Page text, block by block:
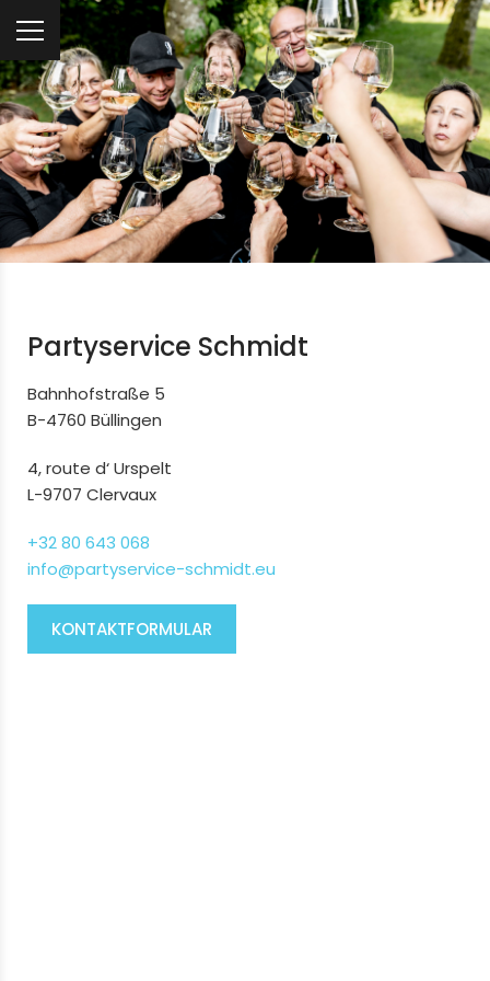
Partyservice Schmidt
Bahnhofstraße 5
B-4760 Büllingen
4, route d‘ Urspelt
L-9707 Clervaux
+32 80 643 068
info@partyservice-schmidt.eu
KONTAKTFORMULAR